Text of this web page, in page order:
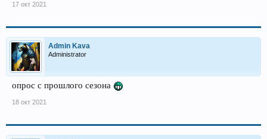
17 окт 2021
Admin Kava
Administrator
опрос с прошлого сезона
18 окт 2021